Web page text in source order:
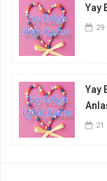
Yay
29
Yay
21